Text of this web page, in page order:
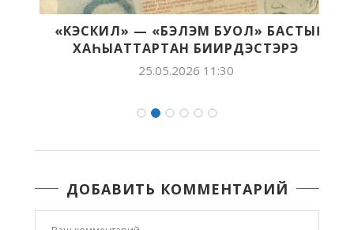
«КЭСКИЛ» — «БЭЛЭМ БУОЛ» БАСТЫҤ
ХАҺЫАТТАРТАН БИИРДЭСТЭРЭ
25.05.2026 11:30
ДОБАВИТЬ КОММЕНТАРИЙ